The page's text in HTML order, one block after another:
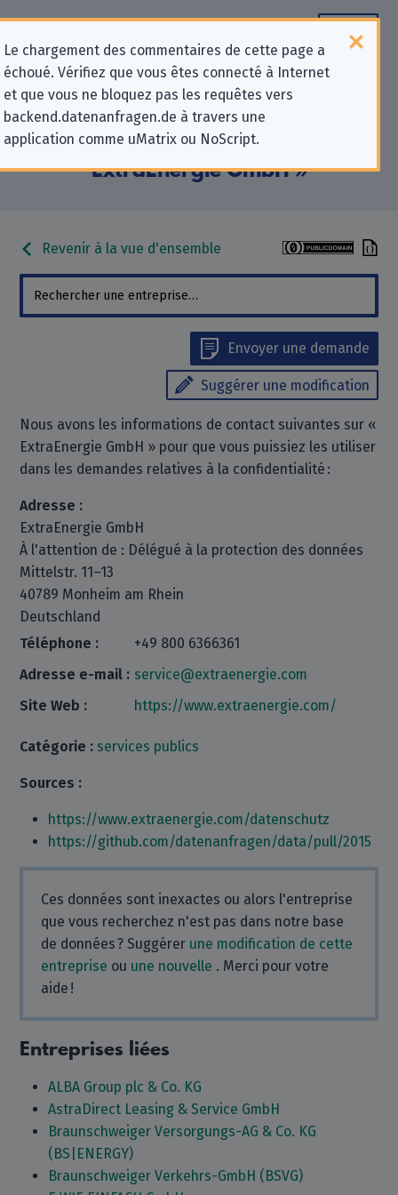
Le chargement des commentaires de cette page a
échoué. Vérifiez que vous êtes connecté à Internet
et que vous ne bloquez pas les requêtes vers
backend.datenanfragen.de à travers une
application comme uMatrix ou NoScript.
Informations de contact pour les
demandes relatives à la protection
de la vie privée pour «
ExtraEnergie GmbH »
Revenir à la vue d'ensemble
Envoyer une demande
Suggérer une modification
Nous avons les informations de contact suivantes sur «
ExtraEnergie GmbH » pour que vous puissiez les utiliser
dans les demandes relatives à la confidentialité :
Adresse :
ExtraEnergie GmbH
À l'attention de : Délégué à la protection des données
Mittelstr. 11–13
40789 Monheim am Rhein
Deutschland
Téléphone :
+49 800 6366361
Adresse e-mail : service@extraenergie.com
Site Web :
https://www.extraenergie.com/
Catégorie : services publics
Sources :
https://www.extraenergie.com/datenschutz
https://github.com/datenanfragen/data/pull/2015
Ces données sont inexactes ou alors l'entreprise
que vous recherchez n'est pas dans notre base
de données ? Suggérer une modification de cette
entreprise ou une nouvelle . Merci pour votre
aide !
Entreprises liées
ALBA Group plc & Co. KG
AstraDirect Leasing & Service GmbH
Braunschweiger Versorgungs-AG & Co. KG
(BS|ENERGY)
Braunschweiger Verkehrs-GmbH (BSVG)